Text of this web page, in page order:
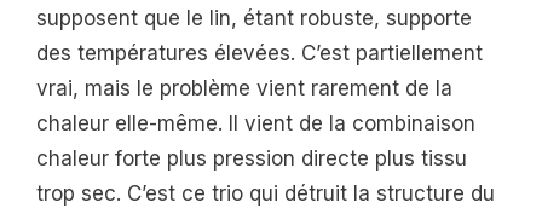
supposent que le lin, étant robuste, supporte
des températures élevées. C’est partiellement
vrai, mais le problème vient rarement de la
chaleur elle-même. Il vient de la combinaison
chaleur forte plus pression directe plus tissu
trop sec. C’est ce trio qui détruit la structure du